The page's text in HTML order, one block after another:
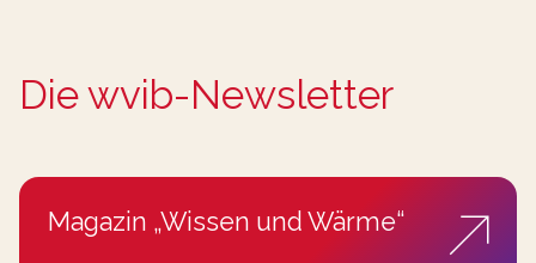
Die wvib-Newsletter
Magazin „Wissen und Wärme“